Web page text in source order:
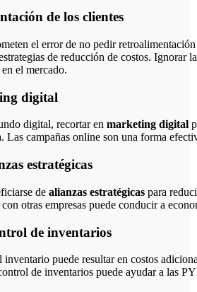
de los clientes
el error de no pedir
de reducción de costos. Ignorar
el mercado.
digital
digital, recortar en marketing digital
Las campañas online son una forma
estratégicas
de alianzas estratégicas para
otras empresas puede conducir a
de inventarios
puede resultar en costos
de inventarios puede ayudar a las